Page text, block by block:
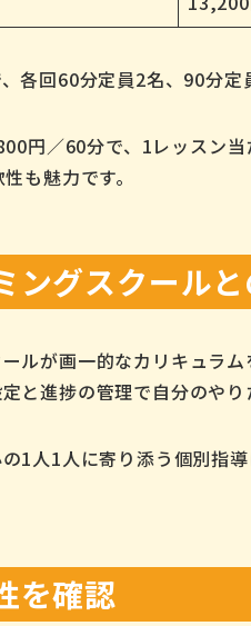
各回60分定員2名、90分定
円／60分で、1レッスン
も魅力です。
ングスクール
ルが画一的なカリキュラ
と進捗の管理で自分のや
1人1人に寄り添う個別指
を確認